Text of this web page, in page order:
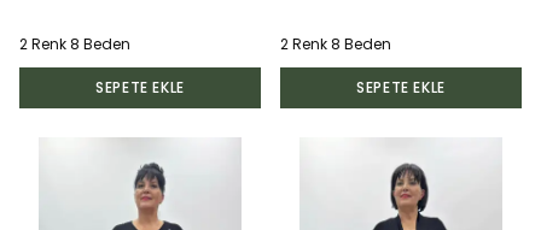
2 Renk 8 Beden
SEPETE EKLE
2 Renk 8 Beden
SEPETE EKLE